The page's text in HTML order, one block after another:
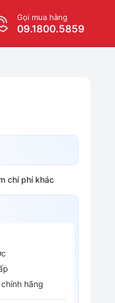
Gọi mua hàng
09.1800.5859
chí phí khác
hãng